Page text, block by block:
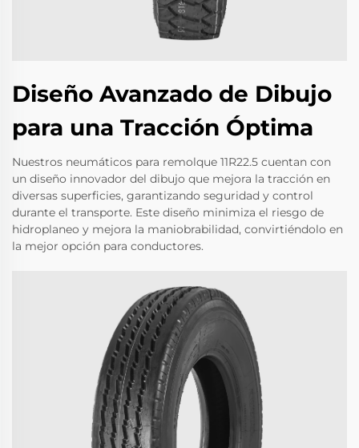
Diseño Avanzado de Dibujo
para una Tracción Óptima
Nuestros neumáticos para remolque 11R22.5 cuentan con
un diseño innovador del dibujo que mejora la tracción en
diversas superficies, garantizando seguridad y control
durante el transporte. Este diseño minimiza el riesgo de
hidroplaneo y mejora la maniobrabilidad, convirtiéndolo en
la mejor opción para conductores.